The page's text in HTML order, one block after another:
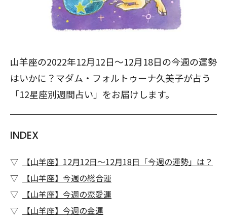
山羊座の2022年12月12日～12月18日の今週の運勢
はいかに？マダム・フォルトゥーナ久美子が占う
「12星座別週間占い」をお届けします。
INDEX
【山羊座】12月12日～12月18日「今週の運勢」は？
【山羊座】今週の総合運
【山羊座】今週の恋愛運
【山羊座】今週の金運